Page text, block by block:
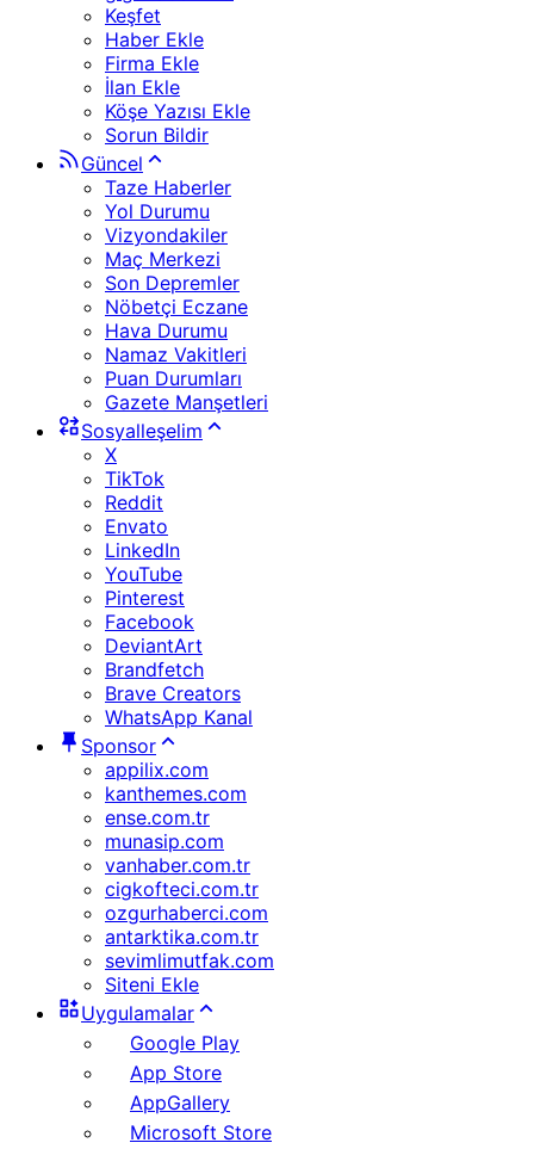
Keşfet
Haber Ekle
Firma Ekle
İlan Ekle
Köşe Yazısı Ekle
Sorun Bildir
Güncel
Taze Haberler
Yol Durumu
Vizyondakiler
Maç Merkezi
Son Depremler
Nöbetçi Eczane
Hava Durumu
Namaz Vakitleri
Puan Durumları
Gazete Manşetleri
Sosyalleşelim
X
TikTok
Reddit
Envato
LinkedIn
YouTube
Pinterest
Facebook
DeviantArt
Brandfetch
Brave Creators
WhatsApp Kanal
Sponsor
appilix.com
kanthemes.com
ense.com.tr
munasip.com
vanhaber.com.tr
cigkofteci.com.tr
ozgurhaberci.com
antarktika.com.tr
sevimlimutfak.com
Siteni Ekle
Uygulamalar
Google Play
App Store
AppGallery
Microsoft Store